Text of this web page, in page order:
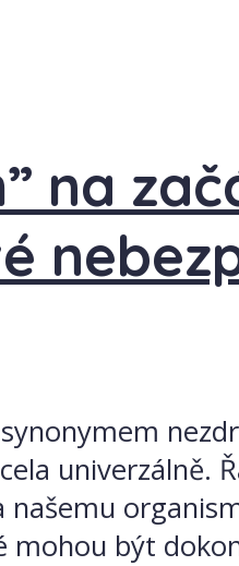
na
univerzálně.
mohou být